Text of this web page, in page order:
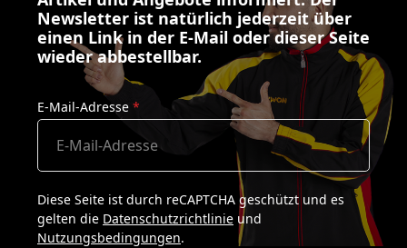
Newsletter ist natürlich jederzeit über
einen Link in der E-Mail oder dieser Seite
wieder abbestellbar.
E-Mail-Adresse *
Diese Seite ist durch reCAPTCHA geschützt und es
gelten die Datenschutzrichtlinie und
Nutzungsbedingungen.